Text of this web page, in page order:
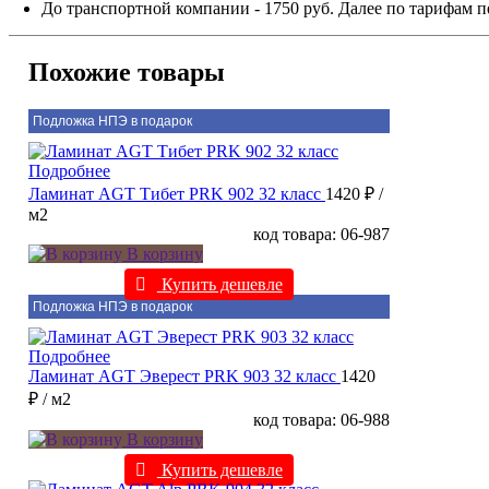
До транспортной компании - 1750 руб. Далее по тарифам
Похожие товары
Подложка НПЭ в подарок
Подробнее
Ламинат AGT Тибет PRK 902 32 класс 1420 ₽ /
м2
код товара: 06-987
В корзину
Купить дешевле
Подложка НПЭ в подарок
Подробнее
Ламинат AGT Эверест PRK 903 32 класс 1420
₽ / м2
код товара: 06-988
В корзину
Купить дешевле